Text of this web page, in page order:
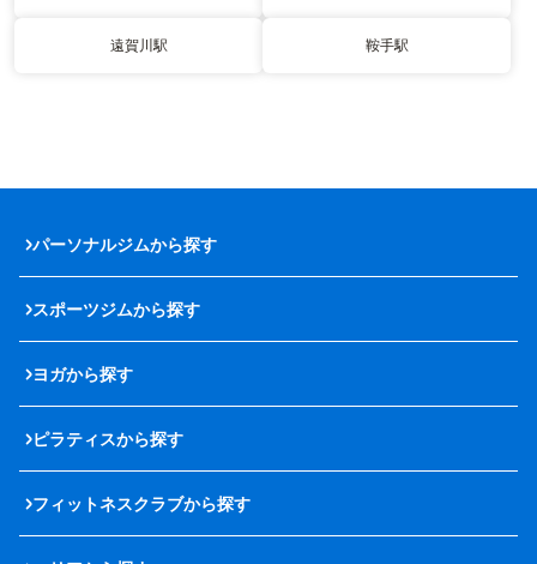
遠賀川駅 鞍手駅
パーソナルジムから探す
スポーツジムから探す
ヨガから探す
ピラティスから探す
フィットネスクラブから探す